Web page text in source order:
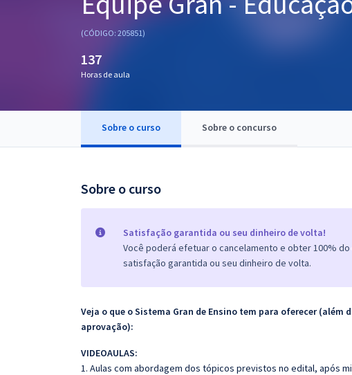
Questões grátis
(CÓDIGO: 205851)
137
Horas de aula
Sobre o curso Sobre o concurso
Sobre o curso
Satisfação garantida ou seu dinheiro de volta!
Você poderá efetuar o cancelamento e obter 100%
satisfação garantida ou seu dinheiro de volta.
Veja o que o Sistema Gran de Ensino tem para oferecer (além
aprovação):
VIDEOAULAS:
1. Aulas com abordagem dos tópicos previstos no edital, após